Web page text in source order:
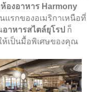
ห้องอาหาร Harmony
แรกของอเมริกาเหนือที่
อาหารสไตล์ยุโรป ก็
ห้เป็นมื้อพิเศษของคุณ